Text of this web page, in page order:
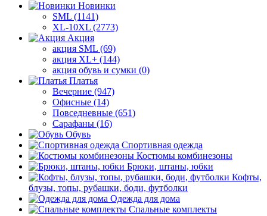
Новинки
SML (1141)
XL-10XL (2773)
Акция
акция SML (69)
акция XL+ (144)
акция обувь и сумки (0)
Платья
Вечерние (947)
Офисные (14)
Повседневные (651)
Сарафаны (16)
Обувь
Спортивная одежда
Костюмы комбинезоны
Брюки, штаны, юбки
Кофты,
блузы, топы, рубашки, боди, футболки
Одежда для дома
Спальные комплекты